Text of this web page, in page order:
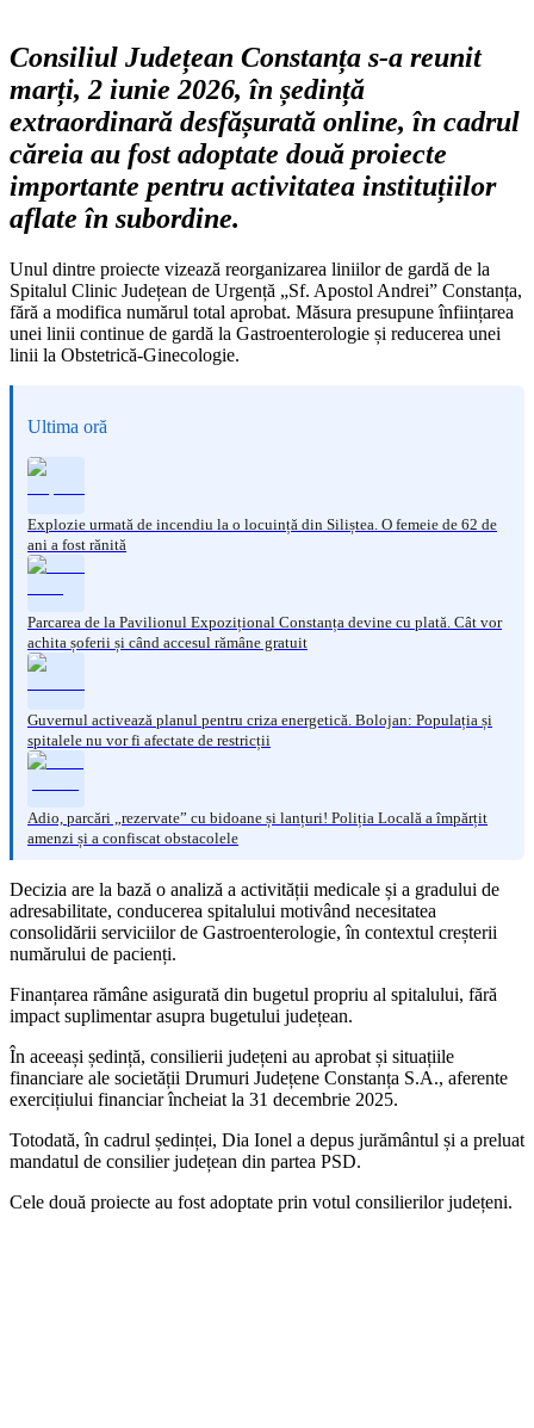
Consiliul Județean Constanța s-a reunit
marți, 2 iunie 2026, în ședință
extraordinară desfășurată online, în cadrul
căreia au fost adoptate două proiecte
importante pentru activitatea instituțiilor
aflate în subordine.
Unul dintre proiecte vizează reorganizarea liniilor de gardă de la
Spitalul Clinic Județean de Urgență „Sf. Apostol Andrei” Constanța,
fără a modifica numărul total aprobat. Măsura presupune înființarea
unei linii continue de gardă la Gastroenterologie și reducerea unei
linii la Obstetrică-Ginecologie.
Ultima oră
Explozie urmată de incendiu la o locuință din Siliștea. O femeie de 62 de
ani a fost rănită
Parcarea de la Pavilionul Expozițional Constanța devine cu plată. Cât vor
achita șoferii și când accesul rămâne gratuit
Guvernul activează planul pentru criza energetică. Bolojan: Populația și
spitalele nu vor fi afectate de restricții
Adio, parcări „rezervate” cu bidoane și lanțuri! Poliția Locală a împărțit
amenzi și a confiscat obstacolele
Decizia are la bază o analiză a activității medicale și a gradului de
adresabilitate, conducerea spitalului motivând necesitatea
consolidării serviciilor de Gastroenterologie, în contextul creșterii
numărului de pacienți.
Finanțarea rămâne asigurată din bugetul propriu al spitalului, fără
impact suplimentar asupra bugetului județean.
În aceeași ședință, consilierii județeni au aprobat și situațiile
financiare ale societății Drumuri Județene Constanța S.A., aferente
exercițiului financiar încheiat la 31 decembrie 2025.
Totodată, în cadrul ședinței, Dia Ionel a depus jurământul și a preluat
mandatul de consilier județean din partea PSD.
Cele două proiecte au fost adoptate prin votul consilierilor județeni.